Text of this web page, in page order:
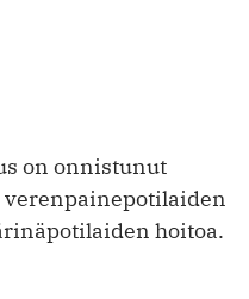
on onnistunut
hoitoa.